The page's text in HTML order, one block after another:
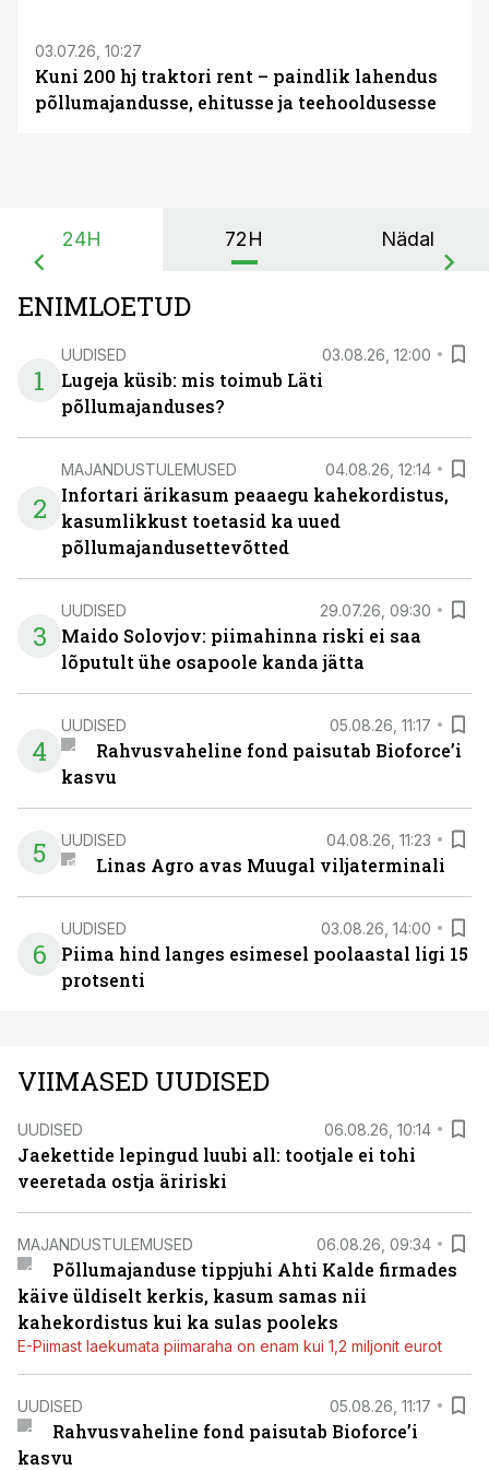
03.07.26, 10:27
Kuni 200 hj traktori rent – paindlik lahendus
põllumajandusse, ehitusse ja teehooldusesse
24H 72H Nädal
ENIMLOETUD
1
UUDISED 03.08.26, 12:00
Lugeja küsib: mis toimub Läti
põllumajanduses?
2
MAJANDUSTULEMUSED 04.08.26, 12:14
Infortari ärikasum peaaegu kahekordistus,
kasumlikkust toetasid ka uued
põllumajandusettevõtted
3
UUDISED 29.07.26, 09:30
Maido Solovjov: piimahinna riski ei saa
lõputult ühe osapoole kanda jätta
4
UUDISED 05.08.26, 11:17
Rahvusvaheline fond paisutab Bioforce’i
kasvu
5 UUDISED 04.08.26, 11:23
Linas Agro avas Muugal viljaterminali
6
UUDISED 03.08.26, 14:00
Piima hind langes esimesel poolaastal ligi 15
protsenti
VIIMASED UUDISED
UUDISED 06.08.26, 10:14
Jaekettide lepingud luubi all: tootjale ei tohi
veeretada ostja äririski
MAJANDUSTULEMUSED 06.08.26, 09:34
Põllumajanduse tippjuhi Ahti Kalde firmades
käive üldiselt kerkis, kasum samas nii
kahekordistus kui ka sulas pooleks
E-Piimast laekumata piimaraha on enam kui 1,2 miljonit eurot
UUDISED 05.08.26, 11:17
Rahvusvaheline fond paisutab Bioforce’i
kasvu